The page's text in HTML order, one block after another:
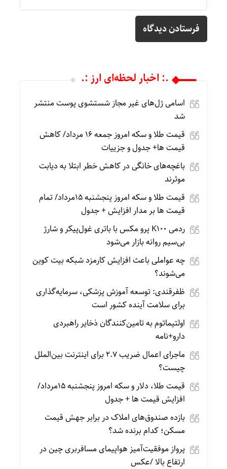
.: اخبار لحظه‌ای ارز :.
اسامی ژل‌های غیر مجاز شستشوی پوست منتشر
شد
قیمت طلا و سکه امروز جمعه ۱۶ مرداد/ کاهش
قیمت ها+ جدول و جزییات
باغچه‌های خانگی در کاهش خطر ابتلا به دیابت
موثرند
قیمت طلا و سکه امروز پنجشنبه 15مرداد/ تمام
قیمت ها بر مدار افزایش + جدول
ردمی K100 پرو مکس با باتری غول‌پیکر و شارژ
بی‌سیم روانه بازار می‌شود
چه عواملی باعث افزایش کارمزد شبکه بیت کوین
می‌شوند؟
ظفرقندی: توسعه آموزش پزشکی، سرمایه‌گذاری
برای سلامت آینده کشور است
اولتیماتوم به تامین‌کنندگان ذخایر راهبردی
دارو+نامه
ماجرای اعمال ضریب ۲.۷ برای اینترنت بین‌الملل
چیست؟
قیمت طلا، دلار و سکه امروز پنجشنبه 15مرداد/
افزایش قیمت ها + جدول
بازده صندوق‌های املاک در برابر جهش قیمت
مسکن؛ کدام برنده شد؟
پرواز موفقیت‌آمیز هواپیمای مسافربری چین در
ارتفاع بالا /عکس